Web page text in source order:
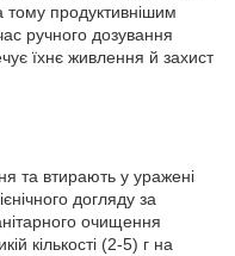
продуктивнішим
ручного дозування
їхнє живлення й захист
та втирають у уражені
догляду за
очищення
кількості (2-5) г на